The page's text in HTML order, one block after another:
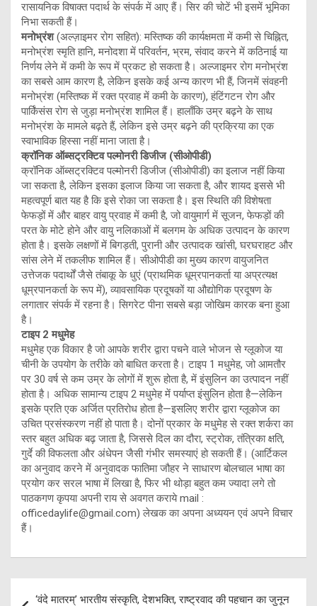
रासायनिक विषाक्त पदार्थ के संपर्क में आए हैं। सिर की चोटें भी इसमें भूमिका
निभा सकती हैं।
मनोभ्रंश(अल्ज़ाइमर रोग सहित): मस्तिष्क की कार्यक्षमता में कमी से चिह्नित,
मनोभ्रंश स्मृति हानि, मनोदशा में परिवर्तन, भ्रम, संवाद करने में कठिनाई या
निर्णय लेने में कमी के रूप में प्रकट हो सकता है। अल्जाइमर रोग मनोभ्रंश
का सबसे आम कारण है, लेकिन इसके कई अन्य कारण भी हैं, जिनमें संवहनी
मनोभ्रंश (मस्तिष्क में रक्त प्रवाह में कमी के कारण), हंटिंगटन रोग और
पार्किंसंस रोग से जुड़ा मनोभ्रंश शामिल हैं। हालाँकि उम्र बढ़ने के साथ
मनोभ्रंश के मामले बढ़ते हैं, लेकिन इसे उम्र बढ़ने की प्रक्रिया का एक
स्वाभाविक हिस्सा नहीं माना जाता है।
क्रॉनिक ऑब्सट्रक्टिव पल्मोनरी डिजीज (सीओपीडी)
क्रॉनिक ऑब्सट्रक्टिव पल्मोनरी डिजीज (सीओपीडी) का इलाज नहीं किया
जा सकता है, लेकिन इसका इलाज किया जा सकता है, और शायद इससे भी
महत्वपूर्ण बात यह है कि इसे रोका जा सकता है। इस स्थिति की विशेषता
फेफड़ों में और बाहर वायु प्रवाह में कमी है, जो वायुमार्ग में सूजन, फेफड़ों की
परत के मोटे होने और वायु नलिकाओं में बलगम के अधिक उत्पादन के कारण
होता है। इसके लक्षणों में बिगड़ती, पुरानी और उत्पादक खांसी, घरघराहट और
सांस लेने में तकलीफ शामिल हैं। सीओपीडी का मुख्य कारण वायुजनित
उत्तेजक पदार्थों जैसे तंबाकू के धुएं (प्राथमिक धूम्रपानकर्ता या अप्रत्यक्ष
धूम्रपानकर्ता के रूप में), व्यावसायिक प्रदूषकों या औद्योगिक प्रदूषण के
लगातार संपर्क में रहना है। सिगरेट पीना सबसे बड़ा जोखिम कारक बना हुआ
है।
टाइप 2 मधुमेह
मधुमेह एक विकार है जो आपके शरीर द्वारा पचने वाले भोजन से ग्लूकोज या
चीनी के उपयोग के तरीके को बाधित करता है। टाइप 1 मधुमेह, जो आमतौर
पर 30 वर्ष से कम उम्र के लोगों में शुरू होता है, में इंसुलिन का उत्पादन नहीं
होता है। अधिक सामान्य टाइप 2 मधुमेह में पर्याप्त इंसुलिन होता है—लेकिन
इसके प्रति एक अर्जित प्रतिरोध होता है—इसलिए शरीर द्वारा ग्लूकोज का
उचित प्रसंस्करण नहीं हो पाता है। दोनों प्रकार के मधुमेह से रक्त शर्करा का
स्तर बहुत अधिक बढ़ जाता है, जिससे दिल का दौरा, स्ट्रोक, तंत्रिका क्षति,
गुर्दे की विफलता और अंधेपन जैसी गंभीर समस्याएं हो सकती हैं। (आर्टिकल
का अनुवाद करने में अनुवादक फातिमा जौहर ने साधारण बोलचाल भाषा का
प्रयोग कर सरल भाषा में लिखा है, फिर भी थोड़ा बहुत कम ज्यादा लगे तो
पाठकगण कृपया अपनी राय से अवगत कराये mail :
officedaylife@gmail.com) लेखक का अपना अध्ययन एवं अपने विचार
हैं।
Post
‘वंदे मातरम्’ भारतीय संस्कृति, देशभक्ति, राष्ट्रवाद की पहचान का जुनून